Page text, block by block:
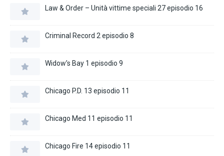
Law & Order – Unità vittime speciali 27 episodio 16
Criminal Record 2 episodio 8
Widow’s Bay 1 episodio 9
Chicago P.D. 13 episodio 11
Chicago Med 11 episodio 11
Chicago Fire 14 episodio 11